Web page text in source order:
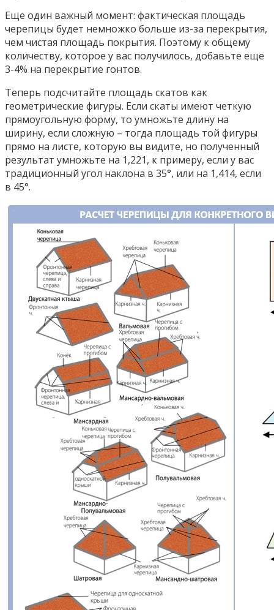
Еще один важный момент: фактическая площадь
черепицы будет немножко больше из-за перекрытия,
чем чистая площадь покрытия. Поэтому к общему
количеству, которое у вас получилось, добавьте еще
3-4% на перекрытие гонтов.
Теперь подсчитайте площадь скатов как
геометрические фигуры. Если скаты имеют четкую
прямоугольную форму, то умножьте длину на
ширину, если сложную – тогда площадь той фигуры
прямо на листе, которую вы видите, но полученный
результат умножьте на 1,221, к примеру, если у вас
традиционный угол наклона в 35°, или на 1,414, если
в 45°.